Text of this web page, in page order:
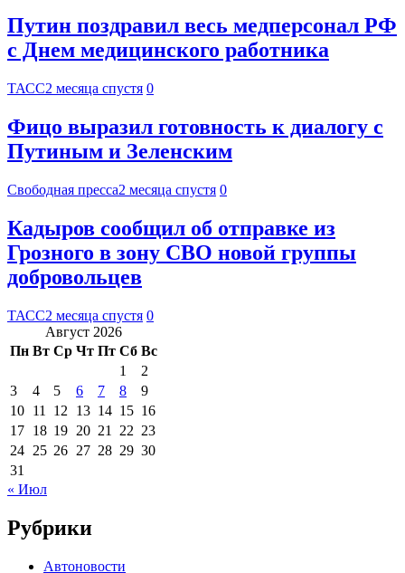
Путин поздравил весь медперсонал РФ
с Днем медицинского работника
ТАСС2 месяца спустя 0
Фицо выразил готовность к диалогу с
Путиным и Зеленским
Свободная пресса2 месяца спустя 0
Кадыров сообщил об отправке из
Грозного в зону СВО новой группы
добровольцев
ТАСС2 месяца спустя 0
Август 2026
Пн Вт Ср Чт Пт Сб Вс
1
2
3
4 5 6 7 8
9
10 11 12 13 14 15 16
17 18 19 20 21 22 23
24 25 26 27 28 29 30
31
« Июл
Рубрики
Автоновости